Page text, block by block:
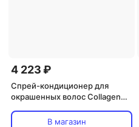
4 223 ₽
Спрей-кондиционер для
окрашенных волос Collagen
COSMETICSВ магазин